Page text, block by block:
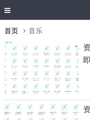
首页 音乐